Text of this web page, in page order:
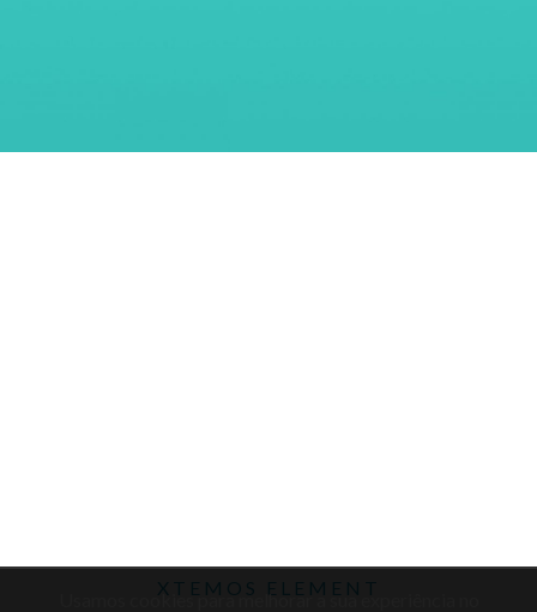
Usamos cookies para melhorar a sua experiência no